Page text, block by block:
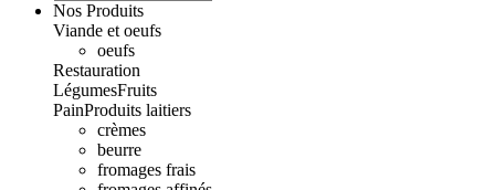
Nos Produits
Viande et oeufs
oeufs
Restauration
LégumesFruits
PainProduits laitiers
crèmes
beurre
fromages frais